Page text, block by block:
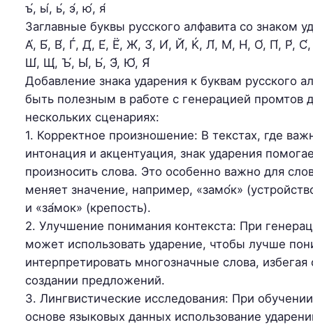
ъ́, ы́, ь́, э́, ю́, я́
Заглавные буквы русского алфавита со знаком
А́, Б́, В́, Ѓ, Д́, Е́, Ё́, Ж́, З́, И́, Й́, Ќ, Л́, М́, Н́, О́, П́, Р́,
Ш́, Щ́, Ъ́, Ы́, Ь́, Э́, Ю́, Я́
Добавление знака ударения к буквам русского
быть полезным в работе с генерацией промтов
нескольких сценариях:
1. Корректное произношение: В текстах, где
интонация и акцентуация, знак ударения
произносить слова. Это особенно важно для
меняет значение, например, «замо́к»
и «за́мок» (крепость).
2. Улучшение понимания контекста: При
может использовать ударение, чтобы лучше
интерпретировать многозначные слова,
создании предложений.
3. Лингвистические исследования: При
основе языковых данных использование